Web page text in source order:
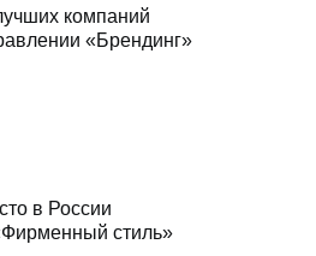
компаний
«Брендинг»
в России
стиль»